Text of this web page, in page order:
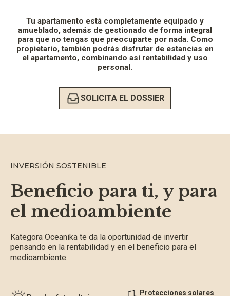
Tu apartamento está completamente equipado y
amueblado, además de gestionado de forma integral
para que no tengas que preocuparte por nada. Como
propietario, también podrás disfrutar de estancias en
el apartamento, combinando así rentabilidad y uso
personal.
SOLICITA EL DOSSIER
INVERSIÓN SOSTENIBLE
Beneficio para ti, y para
el medioambiente
Kategora Oceanika te da la oportunidad de invertir
pensando en la rentabilidad y en el beneficio para el
medioambiente.
Protecciones solares